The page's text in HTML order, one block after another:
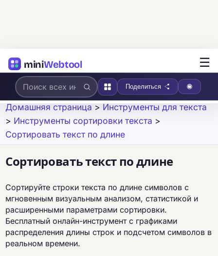
miniWebtool ☰
Поделиться
Домашняя страница > Инструменты для текста
> Инструменты сортировки текста >
Сортировать текст по длине
Сортировать текст по длине
Сортируйте строки текста по длине символов с
мгновенным визуальным анализом, статистикой и
расширенными параметрами сортировки.
Бесплатный онлайн-инструмент с графиками
распределения длины строк и подсчетом символов в
реальном времени.